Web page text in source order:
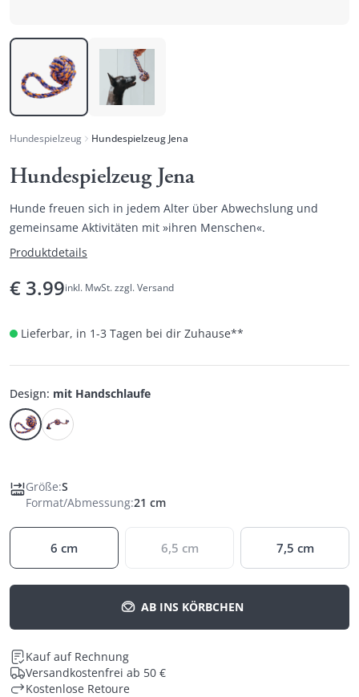
Hundespielzeug Hundespielzeug Jena
Hundespielzeug Jena
Hunde freuen sich in jedem Alter über Abwechslung und
gemeinsame Aktivitäten mit »ihren Menschen«.
Produktdetails
€ 3.99inkl. MwSt. zzgl. Versand
Lieferbar, in 1-3 Tagen bei dir Zuhause**
Design: mit Handschlaufe
Größe:S
Format/Abmessung:21 cm
6 cm 6,5 cm 7,5 cm
AB INS KÖRBCHEN
Kauf auf Rechnung
Versandkostenfrei ab 50 €
Kostenlose Retoure